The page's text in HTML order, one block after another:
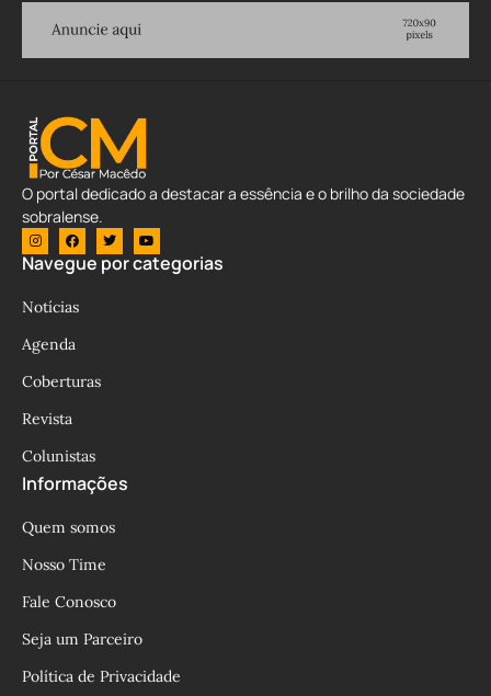
O portal dedicado a destacar a essência e o brilho da sociedade
sobralense.
Navegue por categorias
Notícias
Agenda
Coberturas
Revista
Colunistas
Informações
Quem somos
Nosso Time
Fale Conosco
Seja um Parceiro
Política de Privacidade